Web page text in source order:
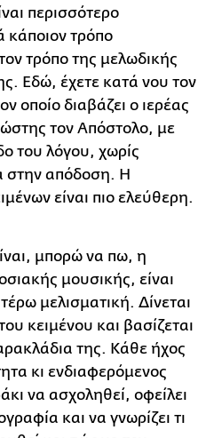
περισσότερο
κάποιον τρόπο
τρόπο της μελωδικής
Εδώ, έχετε κατά νου τον
οποίο διαβάζει ο ιερέας
τον Απόστολο, με
του λόγου, χωρίς
στην απόδοση. Η
είναι πιο ελεύθερη.
μπορώ να πω, η
μουσικής, είναι
μελισματική. Δίνεται
κειμένου και βασίζεται
της. Κάθε ήχος
κι ενδιαφερόμενος
να ασχοληθεί, οφείλει
και να γνωρίζει τι